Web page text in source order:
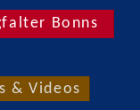
Bonns
& Videos